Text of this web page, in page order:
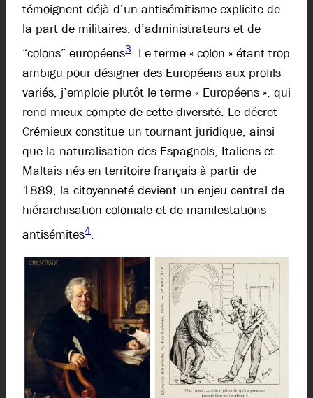
témoignent déjà d’un antisémitisme explicite de
la part de militaires, d’administrateurs et de
“colons” européens3. Le terme « colon » étant trop
ambigu pour désigner des Européens aux profils
variés, j’emploie plutôt le terme « Européens », qui
rend mieux compte de cette diversité. Le décret
Crémieux constitue un tournant juridique, ainsi
que la naturalisation des Espagnols, Italiens et
Maltais nés en territoire français à partir de
1889, la citoyenneté devient un enjeu central de
hiérarchisation coloniale et de manifestations
antisémites4.